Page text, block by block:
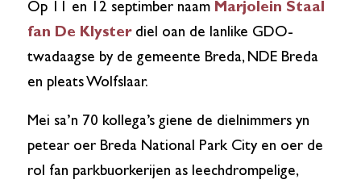
Op 11 en 12 septimber naam Marjolein Staal
fan De Klysterdiel oan de lanlike GDO-
twadaagse by de gemeente Breda, NDE Breda
en pleats Wolfslaar.
Mei sa’n 70 kollega’s giene de dielnimmers yn
petear oer Breda National Park City en oer de
rol fan parkbuorkerijen as leechdrompelige,